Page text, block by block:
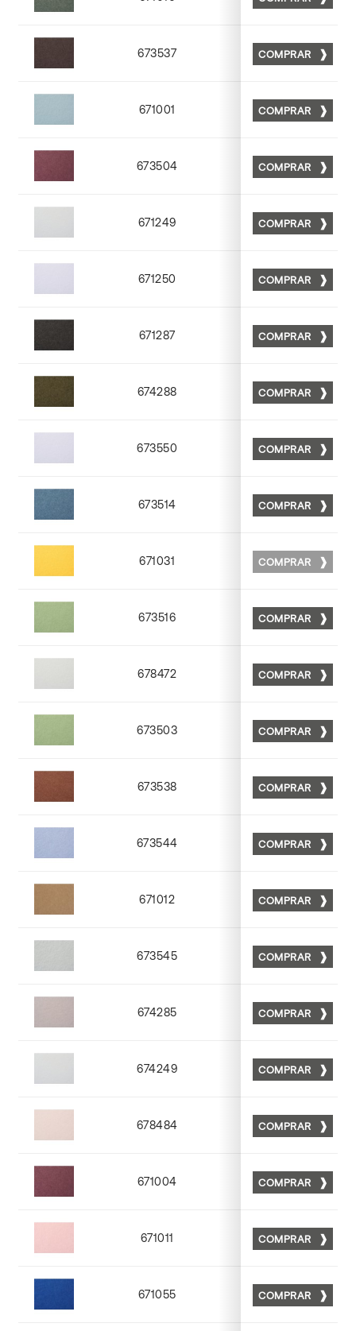
Matt 16
673537
Matt 37
COMPRAR
671001
Matt 01
COMPRAR
673504
Matt 04
COMPRAR
671249
Matt 49
COMPRAR
671250
Matt 50
COMPRAR
671287
Matt 87
COMPRAR
674288
Matt 88
COMPRAR
673550
Matt 50
COMPRAR
673514
Matt 14
COMPRAR
671031
Matt 31
COMPRAR
673516
Matt 16
COMPRAR
678472
Matt 72
COMPRAR
673503
Matt 03
COMPRAR
673538
Matt 38
COMPRAR
673544
Matt 44
COMPRAR
671012
Matt 12
COMPRAR
673545
Matt 45
COMPRAR
674285
Matt 85
COMPRAR
674249
Matt 49
COMPRAR
678484
Matt 84
COMPRAR
671004
Matt 04
COMPRAR
671011
Matt 11
COMPRAR
671055
Matt 55
COMPRAR